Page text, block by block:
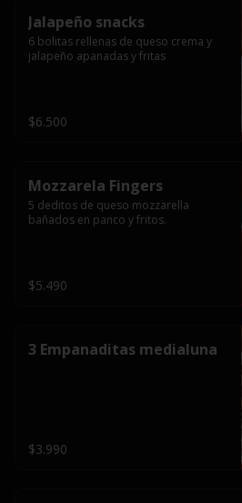
Jalapeño snacks
6 bolitas rellenas de queso crema y
jalapeño apanadas y fritas
$6.500
Mozzarela Fingers
5 deditos de queso mozzarella
bañados en panco y fritos.
$5.490
3 Empanaditas medialuna
$3.990